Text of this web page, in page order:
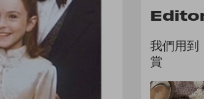
我們用到
賞